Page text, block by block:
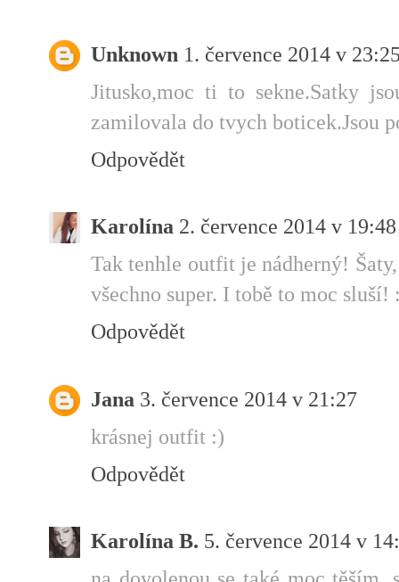
Unknown 1. července 2014 v
Jitusko,moc ti to sekne.Satky
zamilovala do tvych boticek.Jsou
Odpovědět
Karolína 2. července 2014 v 19:48
Tak tenhle outfit je nádherný!
všechno super. I tobě to moc sluší!
Odpovědět
Jana 3. července 2014 v 21:27
krásnej outfit :)
Odpovědět
Karolína B. 5. července 2014 v